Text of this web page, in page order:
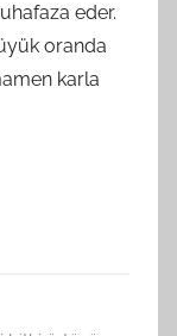
eder.
oranda
karla